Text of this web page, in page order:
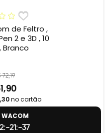
de Feltro ,
2 e 3D , 10
Branco
no cartão
WACOM
21:-38